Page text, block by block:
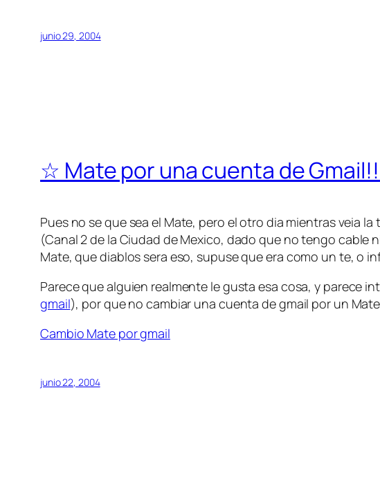
junio 29, 2004
☆ Mate por una cuenta de
Pues no se que sea el Mate, pero el otro dia mientras veia
(Canal 2 de la Ciudad de Mexico, dado que no tengo
Mate, que diablos sera eso, supuse que era como un te, o
Parece que alguien realmente le gusta esa cosa, y parece
gmail), por que no cambiar una cuenta de gmail por un Mate
Cambio Mate por gmail
junio 22, 2004